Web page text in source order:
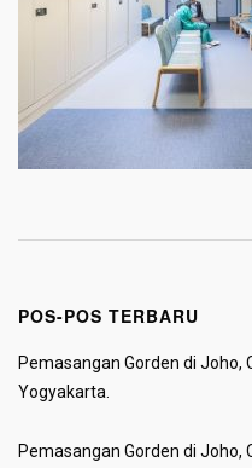
POS-POS TERBARU
Pemasangan Gorden di Joho,
Yogyakarta.
Pemasangan Gorden di Joho,